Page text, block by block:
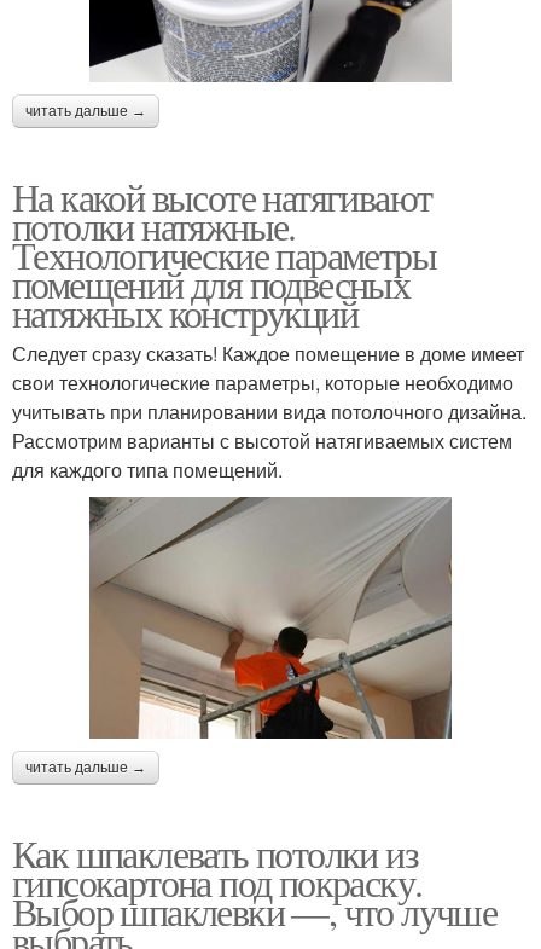
читать дальше →
На какой высоте натягивают
потолки натяжные.
Технологические параметры
помещений для подвесных
натяжных конструкций
Следует сразу сказать! Каждое помещение в доме имеет
свои технологические параметры, которые необходимо
учитывать при планировании вида потолочного дизайна.
Рассмотрим варианты с высотой натягиваемых систем
для каждого типа помещений.
читать дальше →
Как шпаклевать потолки из
гипсокартона под покраску.
Выбор шпаклевки —, что лучше